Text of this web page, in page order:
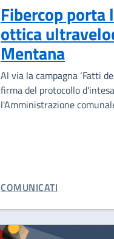
Fibercop porta
ottica
Mentana
Al via la campagna ‘Fatti
firma del protocollo
l'Amministrazione
CATEGORIA CORRELATA:
COMUNICATI